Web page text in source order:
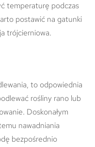
temperaturę podczas
postawić na gatunki
trójcierniowa.
to odpowiednia
rośliny rano lub
Doskonałym
nawadniania
bezpośrednio